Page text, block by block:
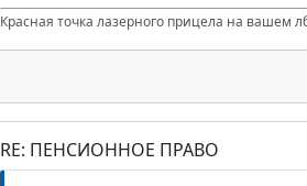
Красная точка лазерного прицела на вашем
RE: ПЕНСИОННОЕ ПРАВО